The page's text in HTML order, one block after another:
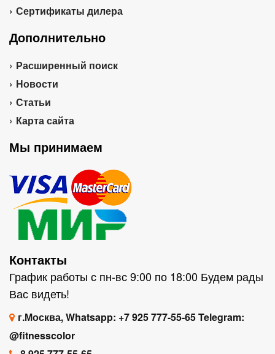
Сертификаты дилера
Дополнительно
Расширенный поиск
Новости
Статьи
Карта сайта
Мы принимаем
Контакты
График работы с пн-вс 9:00 по 18:00 Будем рады
Вас видеть!
г.Москва, Whatsapp: +7 925 777-55-65 Telegram:
@fitnesscolor